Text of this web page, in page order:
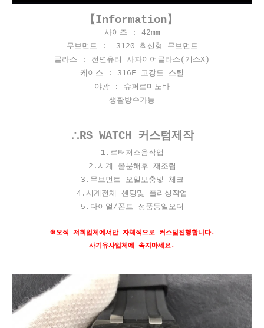
【Information】
사이즈 : 42mm
무브먼트 : 3120 최신형 무브먼트
글라스 : 전면유리 사파이어글라스(기스X)
케이스 : 316F 고강도 스틸
야광 : 슈퍼로미노바
생활방수가능
∴RS WATCH 커스텀제작
​1.로터저소음작업
2.시계 올분해후 재조립
3.무브먼트 오일보충및 체크
4.시계전체 센딩및 폴리싱작업
5.다이얼/폰트 정품동일오더
※오직 저희업체에서만 자체적으로 커스텀진행합니다.
사기유사업체에 속지마세요.